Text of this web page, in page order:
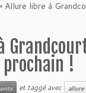
Allure libre à
!
et taggé avec